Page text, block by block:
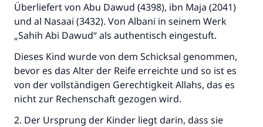
Überliefert von Abu Dawud (4398), ibn Maja (2041)
und al Nasaai (3432). Von Albani in seinem Werk
„Sahih Abi Dawud“ als authentisch eingestuft.
Dieses Kind wurde von dem Schicksal genommen,
bevor es das Alter der Reife erreichte und so ist es
von der vollständigen Gerechtigkeit Allahs, das es
nicht zur Rechenschaft gezogen wird.
2. Der Ursprung der Kinder liegt darin, dass sie